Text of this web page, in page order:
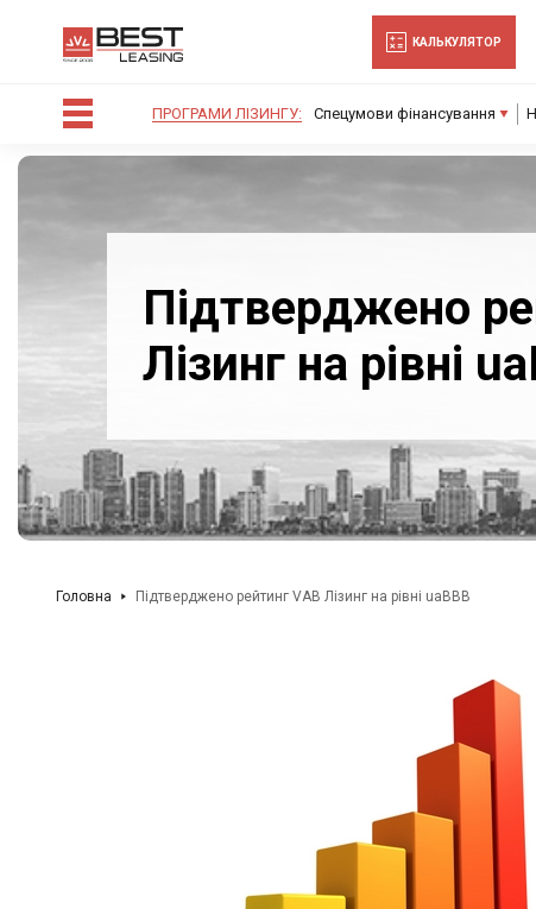
КАЛЬКУЛЯТОР
ПРОГРАМИ ЛІЗИНГУ: Спецумови фінансування
Підтверджено
Лізинг на рівні
Головна Підтверджено рейтинг VAB Лізинг на рівні uaBBB